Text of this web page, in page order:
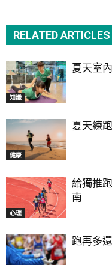
RELATED ARTICLES
知識
夏天室
健康
夏天練
心理
給獨推
南
跑再多